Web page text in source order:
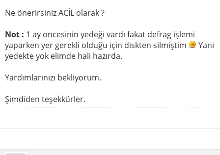
Ne önerirsiniz ACİL olarak ?
Not : 1 ay oncesinin yedeği vardı fakat defrag işlemi
yaparken yer gerekli olduğu için diskten silmiştim
Yani
yedekte yok elimde hali hazırda.
Yardımlarınızı bekliyorum.
Şimdiden teşekkürler.